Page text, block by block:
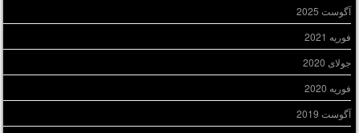
آگوست 2025
فوریه 2021
جولای 2020
فوریه 2020
آگوست 2019